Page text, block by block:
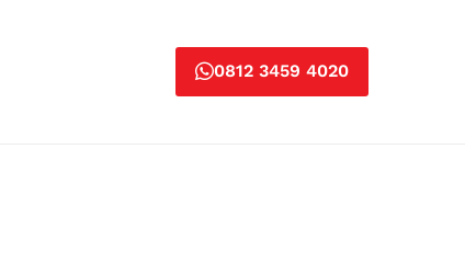
0812 3459 4020